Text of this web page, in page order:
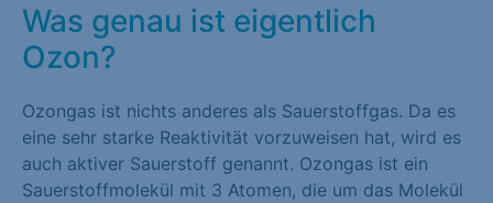
Was genau ist eigentlich
Ozon?
Ozongas ist nichts anderes als Sauerstoffgas. Da es
eine sehr starke Reaktivität vorzuweisen hat, wird es
auch aktiver Sauerstoff genannt. Ozongas ist ein
Sauerstoffmolekül mit 3 Atomen, die um das Molekül